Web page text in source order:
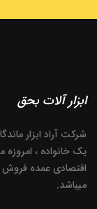
ابزار آلات بحق
شرکت آراد ابزار
یک خانواده ، امروزه
اقتصادی عمده فروش
میباشد.